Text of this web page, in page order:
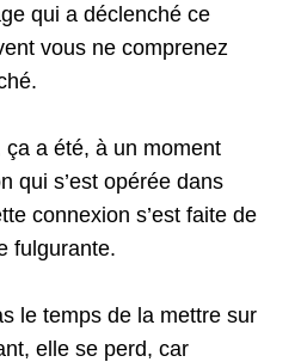
qui a déclenché ce
vous ne comprenez
ça a été, à un moment
qui s’est opérée dans
connexion s’est faite de
fulgurante.
le temps de la mettre sur
elle se perd, car